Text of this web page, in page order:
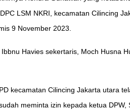
LSM NKRI, kecamatan Cilincing
9 November 2023.
Havies sekertaris, Moch Husna
kecamatan Cilincing Jakarta utara
meminta izin kepada ketua DPW,